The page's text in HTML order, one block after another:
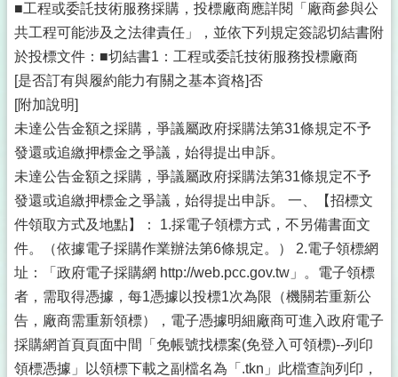
■工程或委託技術服務採購，投標廠商應詳閱「廠商參與公
共工程可能涉及之法律責任」，並依下列規定簽認切結書附
於投標文件：■切結書1：工程或委託技術服務投標廠商
[是否訂有與履約能力有關之基本資格]否
[附加說明]
未達公告金額之採購，爭議屬政府採購法第31條規定不予
發還或追繳押標金之爭議，始得提出申訴。
未達公告金額之採購，爭議屬政府採購法第31條規定不予
發還或追繳押標金之爭議，始得提出申訴。 一、【招標文
件領取方式及地點】： 1.採電子領標方式，不另備書面文
件。（依據電子採購作業辦法第6條規定。） 2.電子領標網
址：「政府電子採購網 http://web.pcc.gov.tw」。電子領標
者，需取得憑據，每1憑據以投標1次為限（機關若重新公
告，廠商需重新領標），電子憑據明細廠商可進入政府電子
採購網首頁頁面中間「免帳號找標案(免登入可領標)--列印
領標憑據」以領標下載之副檔名為「.tkn」此檔查詢列印，